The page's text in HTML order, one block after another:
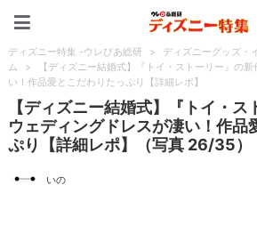
ディズニー特集 -ウレぴあ総研 > ディズニーグッズ・
ム
>
【ディズニー結婚式】『トイ・ストーリー』の
い！作品愛とこだわりたっぷり【詳細レポ】
【ディズニー結婚式】『トイ・
ウェディングドレスが凄い！作品
ぷり【詳細レポ】（写真 26/35）
いの